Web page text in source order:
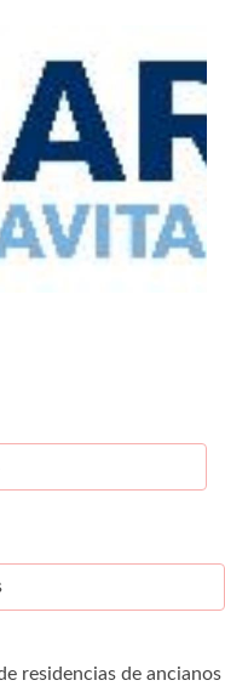
residencias de ancianos